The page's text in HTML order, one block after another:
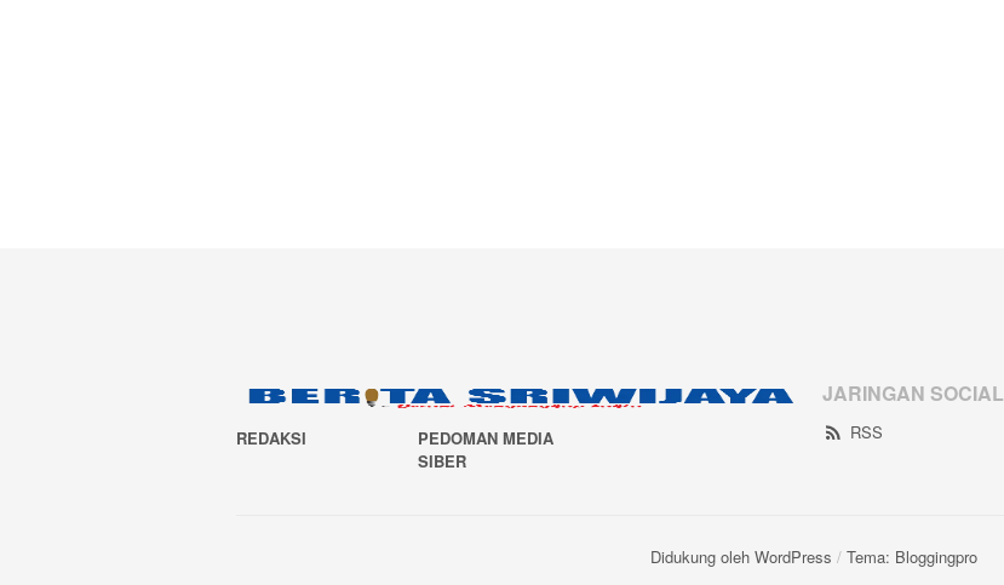
REDAKSI
PEDOMAN MEDIA
SIBER
JARINGAN SOCIAL
RSS
Didukung oleh WordPress / Tema: Bloggingpro